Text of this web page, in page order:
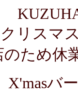
マ
業し